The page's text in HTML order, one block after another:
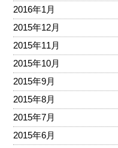
2016年1月
2015年12月
2015年11月
2015年10月
2015年9月
2015年8月
2015年7月
2015年6月